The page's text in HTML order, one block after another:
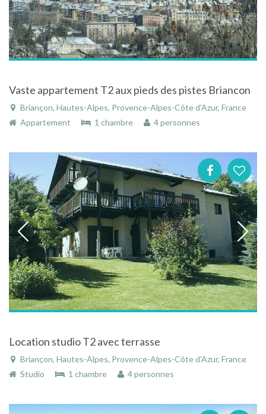
Vaste appartement T2 aux pieds des pistes Briancon
Briançon, Hautes-Alpes, Provence-Alpes-Côte d'Azur, France
Appartement
1 chambre 4 personnes
Location studio T2 avec terrasse
Briançon, Hautes-Alpes, Provence-Alpes-Côte d'Azur, France
Studio
1 chambre 4 personnes